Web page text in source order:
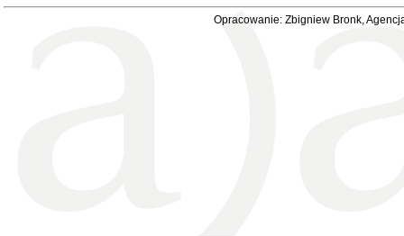
Opracowanie: Zbigniew Bronk,